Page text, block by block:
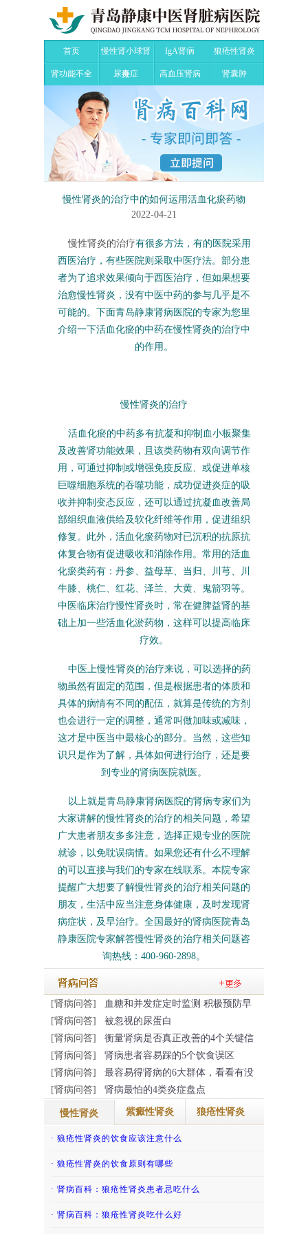
首页 慢性肾小球肾
炎
IgA肾病 狼疮性肾炎
肾功能不全 尿毒症 高血压肾病 肾囊肿
慢性肾炎的治疗中的如何运用活血化瘀药物
2022-04-21
慢性肾炎的治疗有很多方法，有的医院采用
西医治疗，有些医院则采取中医疗法。部分患
者为了追求效果倾向于西医治疗，但如果想要
治愈慢性肾炎，没有中医中药的参与几乎是不
可能的。下面青岛静康肾病医院的专家为您里
介绍一下活血化瘀的中药在慢性肾炎的治疗中
的作用。
慢性肾炎的治疗
活血化瘀的中药多有抗凝和抑制血小板聚集
及改善肾功能效果，且该类药物有双向调节作
用，可通过抑制或增强免疫反应、或促进单核
巨噬细胞系统的吞噬功能，成功促进炎症的吸
收并抑制变态反应，还可以通过抗凝血改善局
部组织血液供给及软化纤维等作用，促进组织
修复。此外，活血化瘀药物对已沉积的抗原抗
体复合物有促进吸收和消除作用。常用的活血
化瘀类药有：丹参、益母草、当归、川芎、川
牛膝、桃仁、红花、泽兰、大黄、鬼箭羽等。
中医临床治疗慢性肾炎时，常在健脾益肾的基
础上加一些活血化淤药物，这样可以提高临床
疗效。
中医上慢性肾炎的治疗来说，可以选择的药
物虽然有固定的范围，但是根据患者的体质和
具体的病情有不同的配伍，就算是传统的方剂
也会进行一定的调整，通常叫做加味或减味，
这才是中医当中最核心的部分。当然，这些知
识只是作为了解，具体如何进行治疗，还是要
到专业的肾病医院就医。
以上就是青岛静康肾病医院的肾病专家们为
大家讲解的慢性肾炎的治疗的相关问题，希望
广大患者朋友多多注意，选择正规专业的医院
就诊，以免耽误病情。如果您还有什么不理解
的可以直接与我们的专家在线联系。本院专家
提醒广大想要了解慢性肾炎的治疗相关问题的
朋友，生活中应当注意身体健康，及时发现肾
病症状，及早治疗。全国最好的肾病医院青岛
静康医院专家解答慢性肾炎的治疗相关问题咨
询热线：400-960-2898。
[肾病问答]
血糖和并发症定时监测 积极预防早
[肾病问答]
被忽视的尿蛋白
[肾病问答]
衡量肾病是否真正改善的4个关键信
[肾病问答]
肾病患者容易踩的5个饮食误区
[肾病问答]
最容易得肾病的6大群体，看看有没
[肾病问答]
肾病最怕的4类炎症盘点
慢性肾炎 紫癜性肾炎 狼疮性肾炎
· 慢性肾脏病患者通常需要警惕高钾血症
· 肾炎患者如何避免患上尿毒症呢？
· 慢性肾小球肾炎能根治吗？
· 哪些慢性肾炎患者不宜怀孕？
· 得了过敏性紫癜肾炎的话那怎么治疗
· 吃香椿致老人紫癜肾炎复发，还有哪些“发...
· 吃冬瓜缓解儿童紫癜性肾炎
· 紫癜性肾炎患者怀孕后会影响病情吗？
· 狼疮性肾炎的饮食应该注意什么
· 狼疮性肾炎的饮食原则有哪些
· 肾病百科：狼疮性肾炎患者忌吃什么
· 肾病百科：狼疮性肾炎吃什么好